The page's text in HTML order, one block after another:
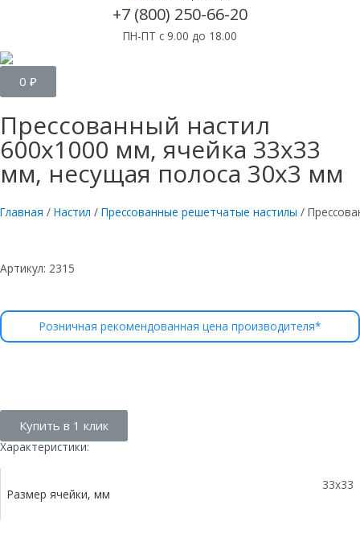
+7 (800) 250-66-20
ПН-ПТ с 9.00 до 18.00
0 ₽
Прессованный настил
600х1000 мм, ячейка 33х33
мм, несущая полоса 30х3 мм
Главная / Настил / Прессованные решетчатые настилы /
Артикул: 2315
Розничная рекомендованная цена производителя*
Купить в 1 клик
Характеристики:
Размер ячейки, мм
33х33